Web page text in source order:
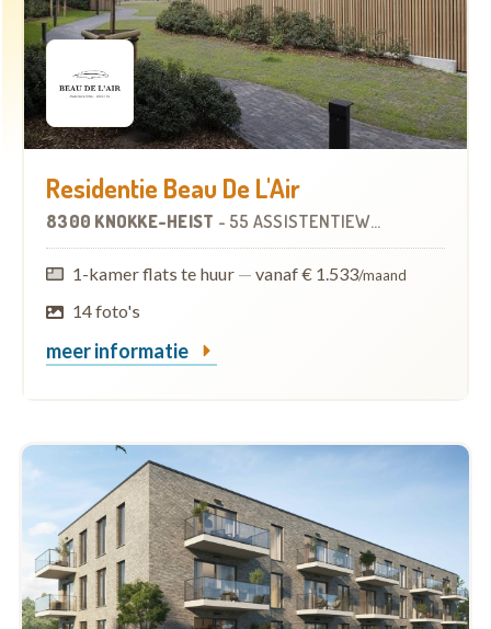
Residentie Beau De L'Air
8300 KNOKKE-HEIST - 55 ASSISTENTIEWONINGEN
1-kamer flats te huur — vanaf € 1.533/maand
14 foto's
meer informatie